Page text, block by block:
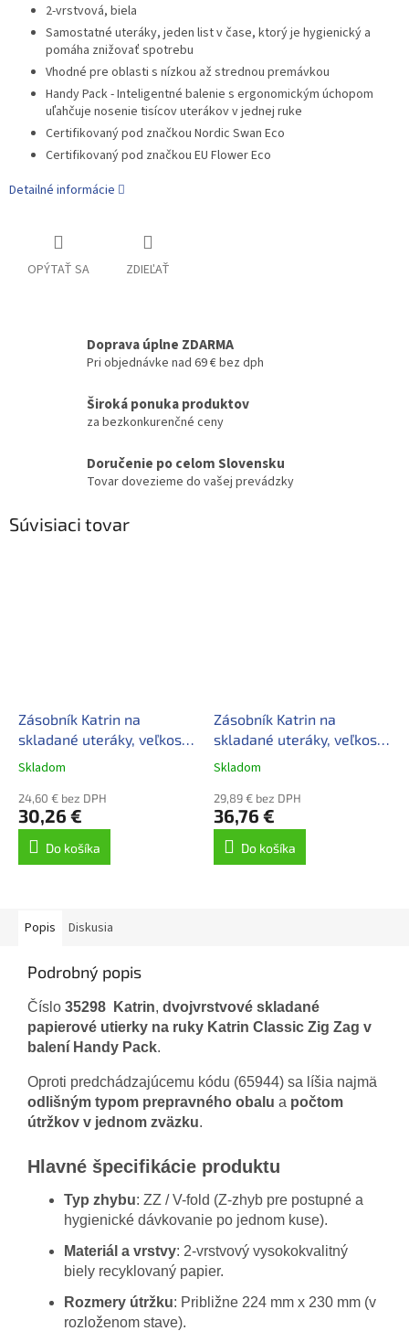
2-vrstvová, biela
Samostatné uteráky, jeden list v čase, ktorý je hygienický a
pomáha znižovať spotrebu
Vhodné pre oblasti s nízkou až strednou premávkou
Handy Pack - Inteligentné balenie s ergonomickým úchopom
uľahčuje nosenie tisícov uterákov v jednej ruke
Certifikovaný pod značkou Nordic Swan Eco
Certifikovaný pod značkou EU Flower Eco
Detailné informácie
OPÝTAŤ SA ZDIEĽAŤ
Doprava úplne ZDARMA
Pri objednávke nad 69 € bez dph
Široká ponuka produktov
za bezkonkurenčné ceny
Doručenie po celom Slovensku
Tovar dovezieme do vašej prevádzky
Súvisiaci tovar
Zásobník Katrin na
skladané uteráky, veľkosť
M
Skladom
24,60 € bez DPH
30,26 €
Do košíka
Zásobník Katrin na
skladané uteráky, veľkosť
M
Skladom
29,89 € bez DPH
36,76 €
Do košíka
Popis Diskusia
Podrobný popis
Číslo 35298 Katrin, dvojvrstvové skladané
papierové utierky na ruky Katrin Classic Zig Zag v
balení Handy Pack.
Oproti predchádzajúcemu kódu (65944) sa líšia najmä
odlišným typom prepravného obalu a počtom
útržkov v jednom zväzku.
Hlavné špecifikácie produktu
Typ zhybu: ZZ / V-fold (Z-zhyb pre postupné a
hygienické dávkovanie po jednom kuse).
Materiál a vrstvy: 2-vrstvový vysokokvalitný
biely recyklovaný papier.
Rozmery útržku: Približne 224 mm x 230 mm (v
rozloženom stave).